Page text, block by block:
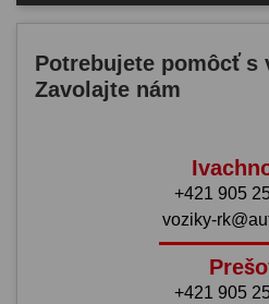
Potrebujete pomôcť s
Zavolajte nám
+421 905
voziky-
+421 905